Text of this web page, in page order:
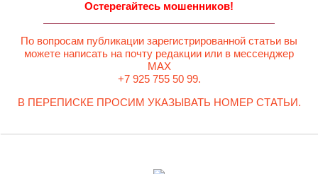
Остерегайтесь мошенников!
По вопросам публикации зарегистрированной статьи вы
можете написать на почту редакции или в мессенджер
MAX
+7 925 755 50 99.
В ПЕРЕПИСКЕ ПРОСИМ УКАЗЫВАТЬ НОМЕР СТАТЬИ.